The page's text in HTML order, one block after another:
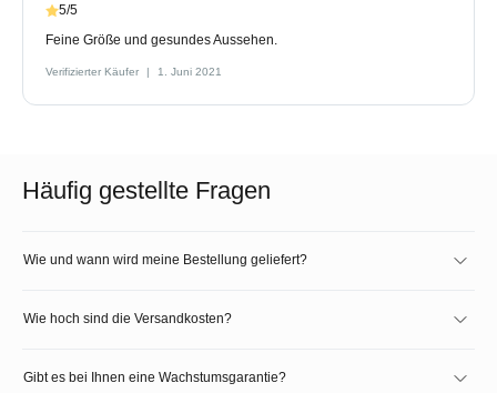
5/5
Feine Größe und gesundes Aussehen.
Verifizierter Käufer 1. Juni 2021
Häufig gestellte Fragen
Wie und wann wird meine Bestellung geliefert?
Wie hoch sind die Versandkosten?
Gibt es bei Ihnen eine Wachstumsgarantie?